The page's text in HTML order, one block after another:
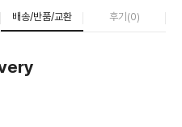
배송/반품/교환 후기(0)